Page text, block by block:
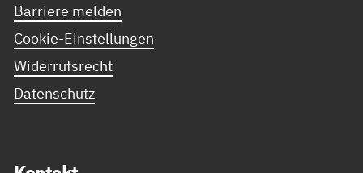
Barriere melden
Cookie-Einstellungen
Widerrufsrecht
Datenschutz